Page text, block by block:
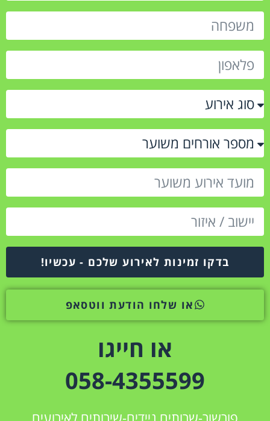
בדקו זמינות לאירוע שלכם - עכשיו!
או שלחו הודעת ווטסאפ
או חייגו
058-4355599
פורשור-שרותים ניידים-שירותים לאירועים